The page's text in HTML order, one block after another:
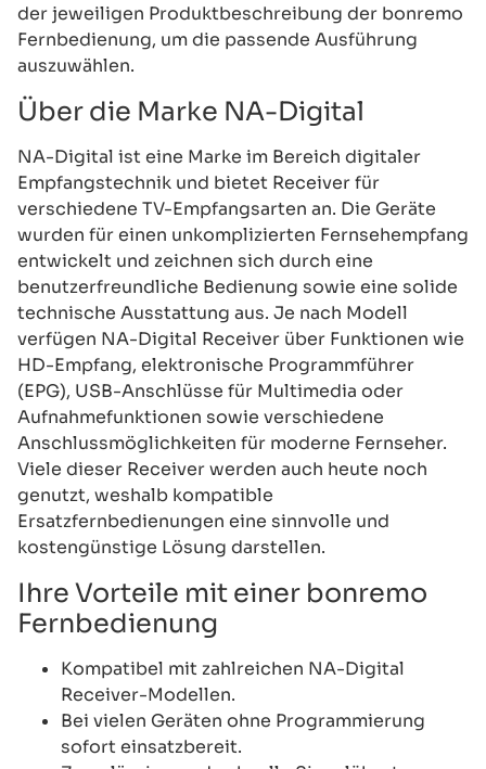
der jeweiligen Produktbeschreibung der bonremo
Fernbedienung, um die passende Ausführung
auszuwählen.
Über die Marke NA-Digital
NA-Digital ist eine Marke im Bereich digitaler
Empfangstechnik und bietet Receiver für
verschiedene TV-Empfangsarten an. Die Geräte
wurden für einen unkomplizierten Fernsehempfang
entwickelt und zeichnen sich durch eine
benutzerfreundliche Bedienung sowie eine solide
technische Ausstattung aus. Je nach Modell
verfügen NA-Digital Receiver über Funktionen wie
HD-Empfang, elektronische Programmführer
(EPG), USB-Anschlüsse für Multimedia oder
Aufnahmefunktionen sowie verschiedene
Anschlussmöglichkeiten für moderne Fernseher.
Viele dieser Receiver werden auch heute noch
genutzt, weshalb kompatible
Ersatzfernbedienungen eine sinnvolle und
kostengünstige Lösung darstellen.
Ihre Vorteile mit einer bonremo
Fernbedienung
Kompatibel mit zahlreichen NA-Digital
Receiver-Modellen.
Bei vielen Geräten ohne Programmierung
sofort einsatzbereit.